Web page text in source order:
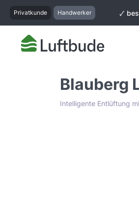
Zur Hauptnavigation
Privatkunde Handwerker 🗸
Blauberg
Intelligente Entlüftung